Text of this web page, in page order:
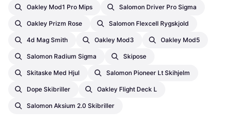
Oakley Mod1 Pro Mips Salomon Driver Pro Sigma
Oakley Prizm Rose Salomon Flexcell Rygskjold
4d Mag Smith Oakley Mod3 Oakley Mod5
Salomon Radium Sigma Skipose
Skitaske Med Hjul Salomon Pioneer Lt Skihjelm
Dope Skibriller Oakley Flight Deck L
Salomon Aksium 2.0 Skibriller